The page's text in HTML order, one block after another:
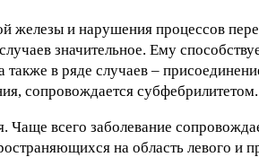
железы и нарушения процессов
значительное. Ему
в ряде случаев –
сопровождается субфебрилитетом.
Чаще всего заболевание
на область левого и